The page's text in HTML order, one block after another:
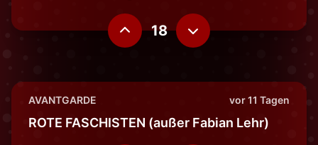
18
AVANTGARDE vor 11 Tagen
ROTE FASCHISTEN (außer Fabian Lehr)